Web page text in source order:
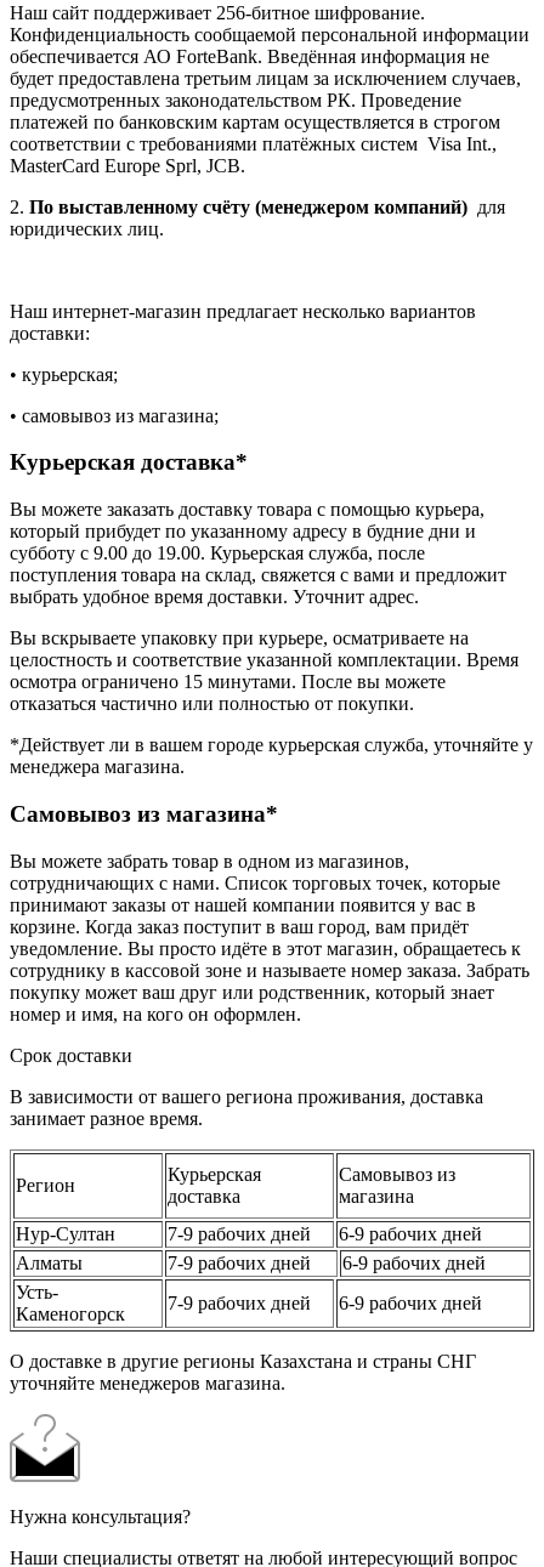
Наш сайт поддерживает 256-битное шифрование.
Конфиденциальность сообщаемой персональной информации
обеспечивается АО ForteBank. Введённая информация не
будет предоставлена третьим лицам за исключением случаев,
предусмотренных законодательством РК. Проведение
платежей по банковским картам осуществляется в строгом
соответствии с требованиями платёжных систем Visa Int.,
MasterCard Europe Sprl, JCB.
2. По выставленному счёту (менеджером компаний) для
юридических лиц.
Наш интернет-магазин предлагает несколько вариантов
доставки:
• курьерская;
• самовывоз из магазина;
Курьерская доставка*
Вы можете заказать доставку товара с помощью курьера,
который прибудет по указанному адресу в будние дни и
субботу с 9.00 до 19.00. Курьерская служба, после
поступления товара на склад, свяжется с вами и предложит
выбрать удобное время доставки. Уточнит адрес.
Вы вскрываете упаковку при курьере, осматриваете на
целостность и соответствие указанной комплектации. Время
осмотра ограничено 15 минутами. После вы можете
отказаться частично или полностью от покупки.
*Действует ли в вашем городе курьерская служба, уточняйте у
менеджера магазина.
Самовывоз из магазина*
Вы можете забрать товар в одном из магазинов,
сотрудничающих с нами. Список торговых точек, которые
принимают заказы от нашей компании появится у вас в
корзине. Когда заказ поступит в ваш город, вам придёт
уведомление. Вы просто идёте в этот магазин, обращаетесь к
сотруднику в кассовой зоне и называете номер заказа. Забрать
покупку может ваш друг или родственник, который знает
номер и имя, на кого он оформлен.
Срок доставки
В зависимости от вашего региона проживания, доставка
занимает разное время.
Регион
Курьерская
доставка
Самовывоз из
магазина
Нур-Султан
7-9 рабочих дней
6-9 рабочих дней
Алматы
7-9 рабочих дней
6-9 рабочих дней
Усть-
Каменогорск
7-9 рабочих дней 6-9 рабочих дней
О доставке в другие регионы Казахстана и страны СНГ
уточняйте менеджеров магазина.
Нужна консультация?
Наши специалисты ответят на любой интересующий вопрос